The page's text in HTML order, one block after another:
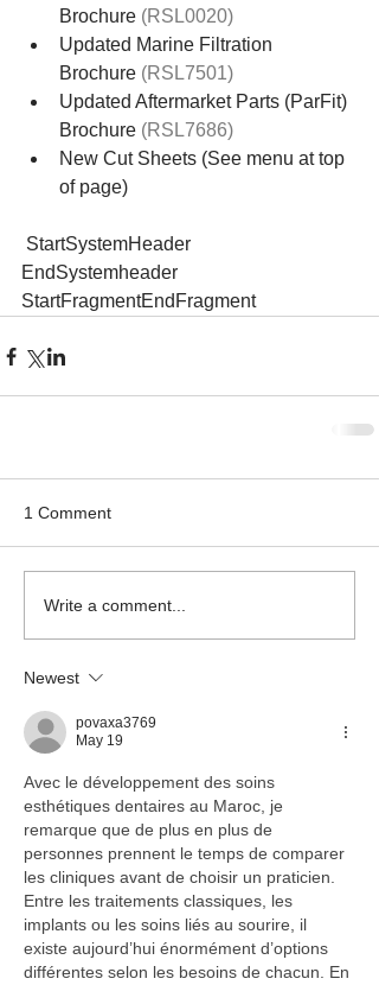
Brochure (RSL0020)
Updated Marine Filtration
Brochure (RSL7501)
Updated Aftermarket Parts (ParFit)
Brochure (RSL7686)
New Cut Sheets (See menu at top
of page)
EndSystemheader
StartFragmentEndFragment
1 Comment
Write a comment...
Newest
povaxa3769
May 19
Avec le développement des soins
esthétiques dentaires au Maroc, je
remarque que de plus en plus de
personnes prennent le temps de comparer
les cliniques avant de choisir un praticien.
Entre les traitements classiques, les
implants ou les soins liés au sourire, il
existe aujourd’hui énormément d’options
différentes selon les besoins de chacun. En